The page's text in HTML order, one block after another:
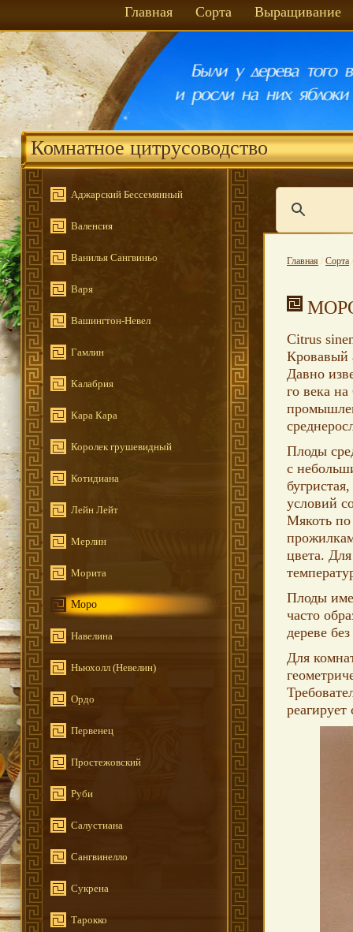
Главная Сорта Выращивание
Комнатное цитрусоводство
Аджарский Бессемянный
Валенсия
Ванилья Сангвиньо
Варя
Вашингтон-Невел
Гамлин
Калабрия
Кара Кара
Королек грушевидный
Котидиана
Лейн Лейт
Мерлин
Морита
Моро
Навелина
Ньюхолл (Невелин)
Ордо
Первенец
Простежовский
Руби
Салустиана
Сангвинелло
Сукрена
Тарокко
Главная / Сорта
Citrus
Кровавый
Давно
го века
Плоды
с
условий
Мякоть по
цвета.
Плоды
часто
дереве
Для